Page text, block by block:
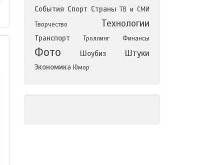
События Спорт Страны ТВ и СМИ
Творчество
Технологии
Транспорт Троллинг Финансы
Фото Шоубиз Штуки
Экономика Юмор